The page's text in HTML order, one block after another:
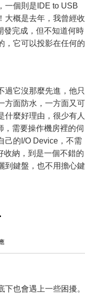
一個則是IDE to USB
大概是去年，我曾經收
發完成，但不知道何時
，它可以投影在任何的
過它沒那麼先進，他只
方面防水，一方面又可
什麼好理由，很少有人
，需要操作機房裡的伺
己的I/O Device，不需
收納，到是一個不錯的
到鍵盤，也不用擔心鍵
也會遇上一些困擾。